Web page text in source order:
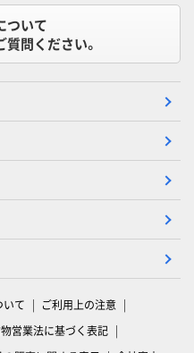
ついて
問ください。
いて
ご利用上の注意
営業法に基づく表記